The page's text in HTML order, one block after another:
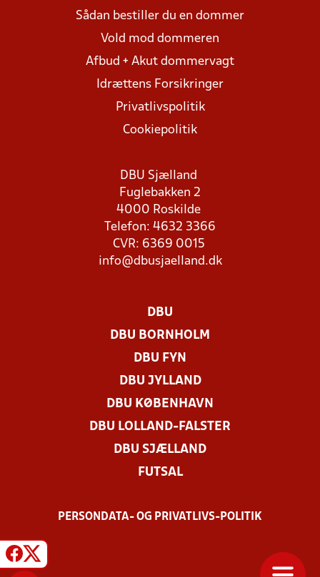
Sådan bestiller du en dommer
Vold mod dommeren
Afbud + Akut dommervagt
Idrættens Forsikringer
Privatlivspolitik
Cookiepolitik
DBU Sjælland
Fuglebakken 2
4000 Roskilde
Telefon: 4632 3366
CVR: 6369 0015
info@dbusjaelland.dk
DBU
DBU BORNHOLM
DBU FYN
DBU JYLLAND
DBU KØBENHAVN
DBU LOLLAND-FALSTER
DBU SJÆLLAND
FUTSAL
PERSONDATA- OG PRIVATLIVS-POLITIK